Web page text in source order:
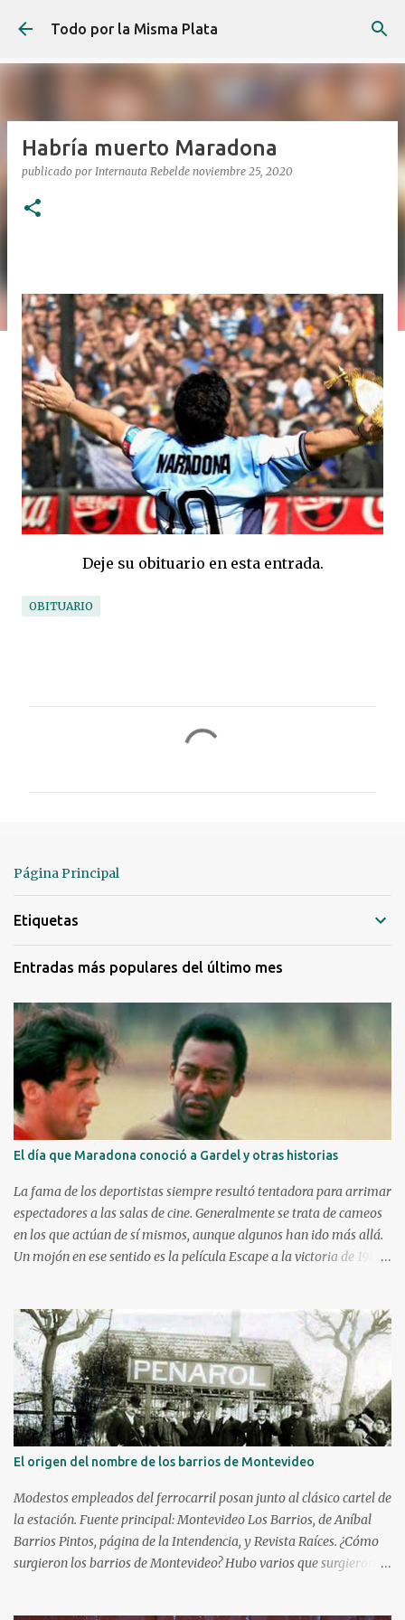
Ir al contenido principal
Todo por la Misma Plata
Habría muerto Maradona
publicado por Internauta Rebelde noviembre 25, 2020
Deje su obituario en esta entrada.
OBITUARIO
a
r
o
Página Principal
Etiquetas
Entradas más populares del último mes
El día que Maradona conoció a Gardel y otras historias
La fama de los deportistas siempre resultó tentadora para arrimar
espectadores a las salas de cine. Generalmente se trata de cameos
en los que actúan de sí mismos, aunque algunos han ido más allá.
Un mojón en ese sentido es la película Escape a la victoria de 1982
una recreación muy libre del llamado partido de la muerte jugado
en Kiev, Ucrania, el 9 de agosto de 1942, bajo la ocupación nazi.
Stallone atajando un penal sobre la hora. Hoy nos enfocaremos en
tres historias de deportistas que fueron más allá, incluso alguno
llegando a construir una carrera como actor y obteniendo elogios
de la crítica. Kareem Abdul-Jabbar Uno d e los máximos
anotadores de la historia de la NBA con 38387 puntos, debutó en el
cine a las patadas en 1972 con Bruce Lee. Kareem ya era una figura
conocida, venía de ganar su primer anillo en la NBA con los
Milwaukee Bucks. Debutó a l...
El origen del nombre de los barrios de Montevideo
Modestos empleados del ferrocarril posan junto al clásico cartel de
la estación. Fuente principal: Montevideo Los Barrios, de Aníbal
Barrios Pintos, página de la Intendencia, y Revista Raíces. ¿Cómo
surgieron los barrios de Montevideo? Hubo varios que surgieron de